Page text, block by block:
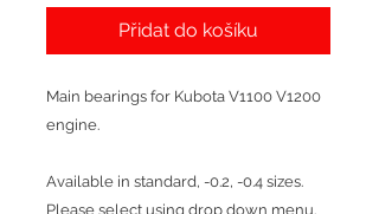
Přidat do košíku
Main bearings for Kubota V1100 V1200
engine.
Available in standard, -0.2, -0.4 sizes.
Please select using drop down menu.